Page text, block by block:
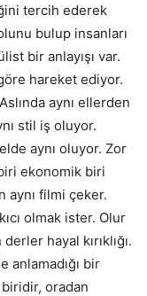
tercih ederek
bulup insanları
bir anlayışı var.
hareket ediyor.
aynı ellerden
stil iş oluyor.
aynı oluyor. Zor
ekonomik biri
aynı filmi çeker.
olmak ister. Olur
hayal kırıklığı.
anlamadığı bir
biridir, oradan